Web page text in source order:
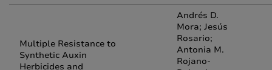
Multiple Resistance to
Synthetic Auxin
Herbicides and
Andrés D.
Mora; Jesús
Rosario;
Antonia M.
Rojano-